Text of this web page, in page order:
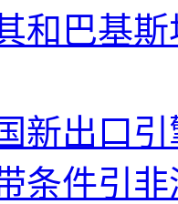
和巴基
新出口
条件引